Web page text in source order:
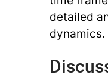
detailed
dynamics.